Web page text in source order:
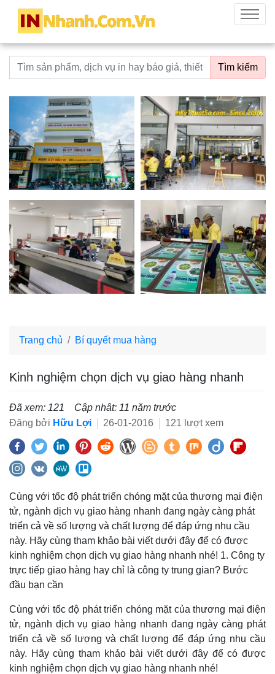
innhanh.com.vn
Menu
Từ khoá tìm kiếm Tìm kiếm
Trang chủ Bí quyết mua hàng
Kinh nghiệm chọn dịch vụ giao hàng nhanh
Đã xem: 121
Cập nhât: 11 năm trước
Đăng bởi Hữu Lợi 26-01-2016 121 lượt xem
Cùng với tốc độ phát triển chóng mặt của thương mại điện
tử, ngành dịch vụ giao hàng nhanh đang ngày càng phát
triển cả về số lượng và chất lượng để đáp ứng nhu cầu
này. Hãy cùng tham khảo bài viết dưới đây để có được
kinh nghiệm chọn dịch vụ giao hàng nhanh nhé! 1. Công ty
trực tiếp giao hàng hay chỉ là công ty trung gian? Bước
đầu bạn cần
Cùng với tốc độ phát triển chóng mặt của thương mại điện
tử, ngành dịch vụ giao hàng nhanh đang ngày càng phát
triển cả về số lượng và chất lượng để đáp ứng nhu cầu
này. Hãy cùng tham khảo bài viết dưới đây để có được
kinh nghiệm chọn dịch vụ giao hàng nhanh nhé!